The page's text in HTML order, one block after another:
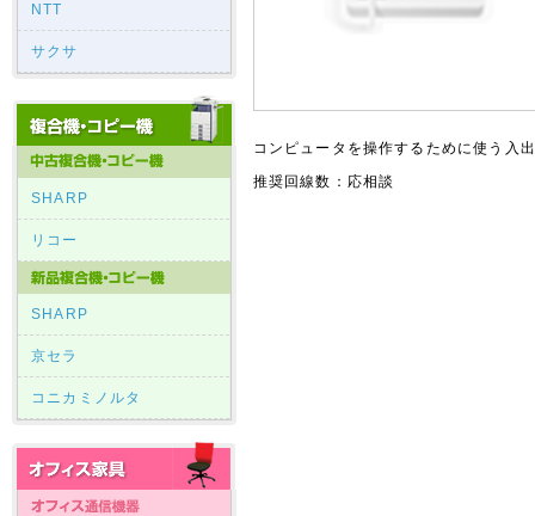
NTT
サクサ
SHARP
リコー
SHARP
京セラ
コニカミノルタ
コンピュータを操作するために使う入
推奨回線数：応相談